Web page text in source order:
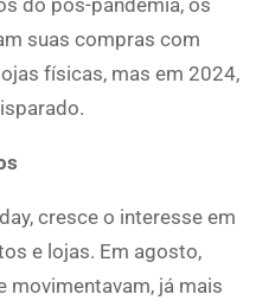
do pós-pandemia, os
suas compras com
físicas, mas em 2024,
cresce o interesse em
e lojas. Em agosto,
movimentavam, já mais